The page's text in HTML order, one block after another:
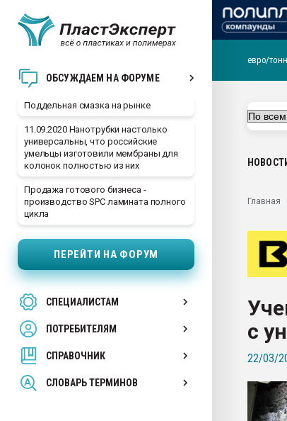
ОБСУЖДАЕМ НА ФОРУМЕ
Поддельная смазка на рынке
11.09.2020 Нанотрубки настолько
универсальны, что российские
умельцы изготовили мембраны для
колонок полностью из них
Продажа готового бизнеса -
производство SPC ламината полного
цикла
ПЕРЕЙТИ НА ФОРУМ
СПЕЦИАЛИСТАМ
ПОТРЕБИТЕЛЯМ
СПРАВОЧНИК
СЛОВАРЬ ТЕРМИНОВ
ближайшее
Подмосковье,
первый план в
28.07.2026
Всё, что
Материал
Продам отходы
поликарбоната
Armaloy PC/
евро/
Главная
с
22/03/